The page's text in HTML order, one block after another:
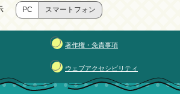
PC スマートフォン
著作権・免責事項
ウェブアクセシビリティ